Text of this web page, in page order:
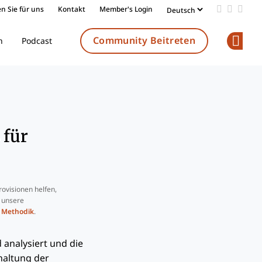
Sie für uns Kontakt Member's Login Add us
Follow
Podcast Community Beitreten
für
helfen,
Methodik.
analysiert und die
der